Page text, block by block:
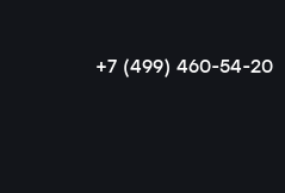
+7 (499) 460-54-20